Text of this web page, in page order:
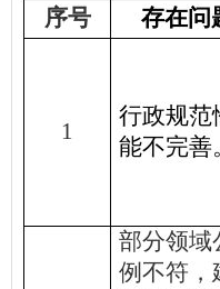
序号 存在问
1
行政规范
能不完善
部分领域
例不符，